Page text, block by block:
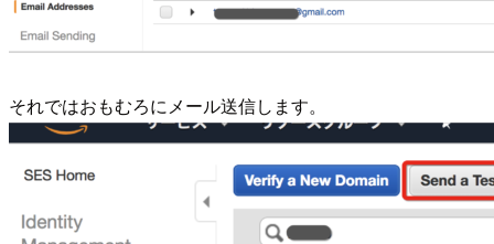
それではおもむろにメール送信します。